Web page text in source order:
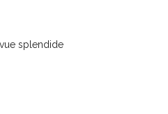
splendide